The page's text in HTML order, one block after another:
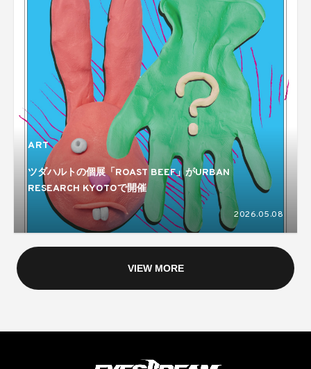
ART
ツダハルトの個展「ROAST BEEF」がURBAN
RESEARCH KYOTOで開催
2026.05.08
VIEW MORE